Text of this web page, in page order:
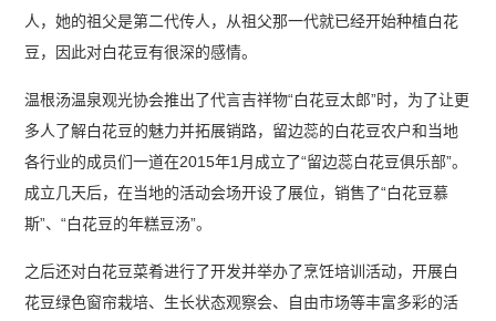
人，她的祖父是第二代传人，从祖父那一代就已经开始种植白花
豆，因此对白花豆有很深的感情。
温根汤温泉观光协会推出了代言吉祥物“白花豆太郎”时，为了让更
多人了解白花豆的魅力并拓展销路，留边蕊的白花豆农户和当地
各行业的成员们一道在2015年1月成立了“留边蕊白花豆俱乐部”。
成立几天后，在当地的活动会场开设了展位，销售了“白花豆慕
斯”、“白花豆的年糕豆汤”。
之后还对白花豆菜肴进行了开发并举办了烹饪培训活动，开展白
花豆绿色窗帘栽培、生长状态观察会、自由市场等丰富多彩的活